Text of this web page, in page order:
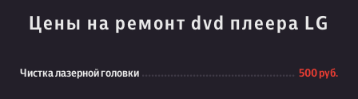
Цены на ремонт dvd плеера LG
Чистка лазерной головки 500 руб.